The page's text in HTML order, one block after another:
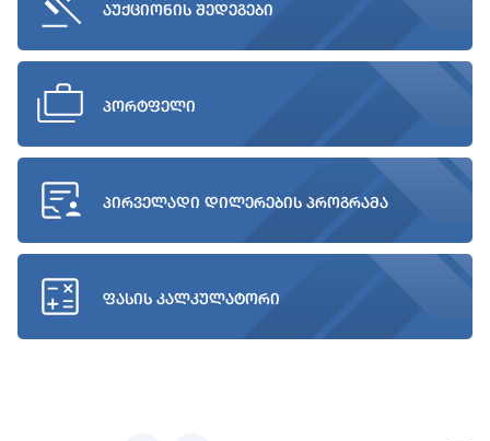
აუქციონის შედეგები
პორტფელი
პირველადი დილერების პროგრამა
ფასის კალკულატორი